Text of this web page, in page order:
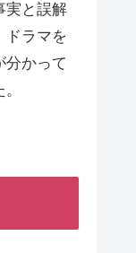
実と誤解
ドラマを
分かって